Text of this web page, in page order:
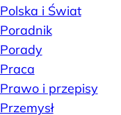
Polska i Świat
Poradnik
Porady
Praca
Prawo i przepisy
Przemysł